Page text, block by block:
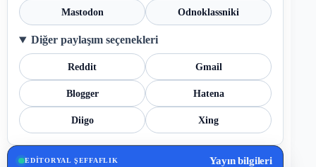
Mastodon Odnoklassniki
Diğer paylaşım seçenekleri
Reddit Gmail
Blogger Hatena
Diigo Xing
EDITORYAL ŞEFFAFLIK Yayın bilgileri